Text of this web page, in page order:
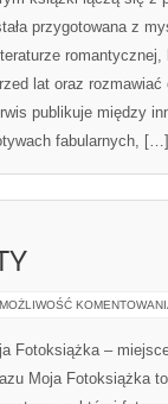
przygotowana z
lat oraz
publikuje między
fabularnych, […]
MOŻLIWOŚĆ
Fotoksiążka –
Moja Fotoksiążka